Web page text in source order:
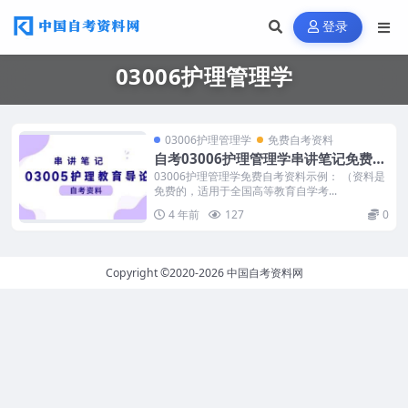
登录
03006护理管理学
03006护理管理学 免费自考资料
自考03006护理管理学串讲笔记免费下
载
03006护理管理学免费自考资料示例： （资料是
免费的，适用于全国高等教育自学考...
4 年前
127 0
Copyright ©2020-2026中国自考资料网